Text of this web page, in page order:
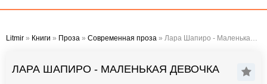
Litmir » Книги » Проза » Современная проза » Лара Шапиро - Маленькая девочка
ЛАРА ШАПИРО - МАЛЕНЬКАЯ ДЕВОЧКА